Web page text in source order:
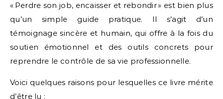
« Perdre son job, encaisser et rebondir » est bien plus
qu’un simple guide pratique. Il s’agit d’un
témoignage sincère et humain, qui offre à la fois du
soutien émotionnel et des outils concrets pour
reprendre le contrôle de sa vie professionnelle.
Voici quelques raisons pour lesquelles ce livre mérite
d’être lu :